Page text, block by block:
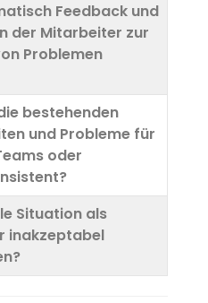
Feedback und
der Mitarbeiter zur
Problemen
bestehenden
und Probleme für
oder
Situation als
inakzeptabel